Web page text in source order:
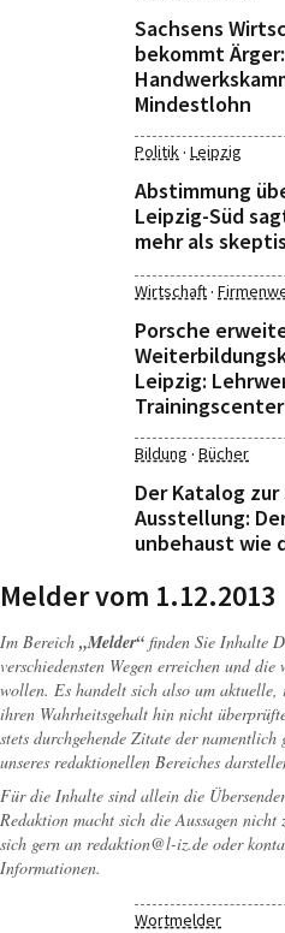
Sachsens
bekommt
Mindestlohn
Politik· Leipzig
Abstimmung
Leipzig-Süd
mehr als
Wirtschaft·
Porsche
Leipzig:
Bildung · Bücher
Der Katalog
Ausstellung:
unbehaust wie
Melder vom 1.12.2013
Im Bereich „Melder“ finden Sie Inhalte
verschiedensten Wegen erreichen und
wollen. Es handelt sich also um
ihren Wahrheitsgehalt hin nicht
stets durchgehende Zitate der namentlich
unseres redaktionellen Bereiches
Für die Inhalte sind allein die
Redaktion macht sich die Aussagen nicht
sich gern an redaktion@l-iz.de oder
Informationen.
Wortmelder